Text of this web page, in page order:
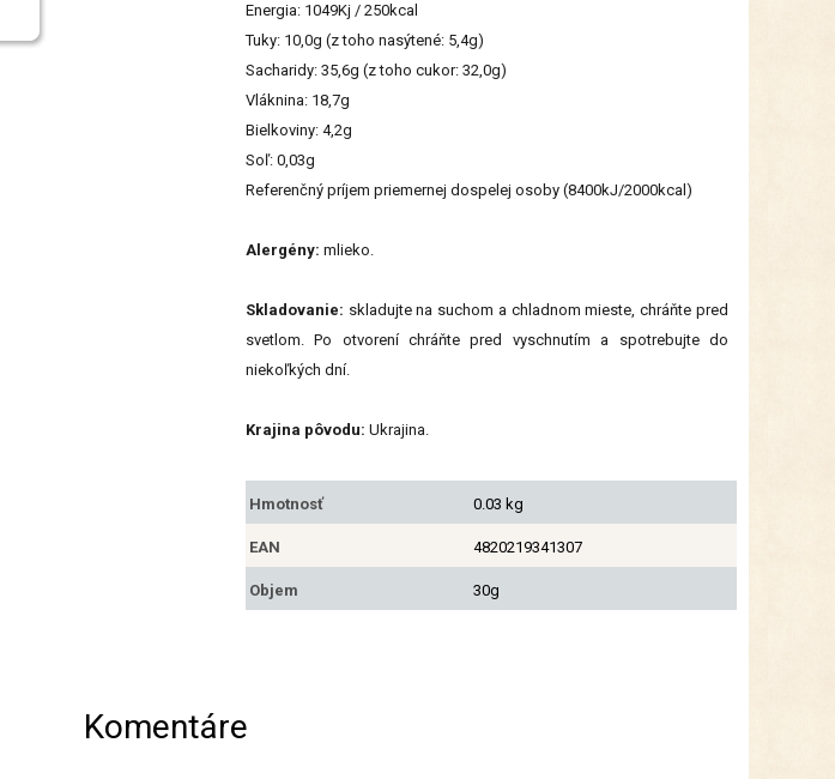
Energia: 1049Kj / 250kcal
Tuky: 10,0g (z toho nasýtené: 5,4g)
Sacharidy: 35,6g (z toho cukor: 32,0g)
Vláknina: 18,7g
Bielkoviny: 4,2g
Soľ: 0,03g
Referenčný príjem priemernej dospelej osoby (8400kJ/2000kcal)
Alergény: mlieko.
Skladovanie: skladujte na suchom a chladnom mieste, chráňte pred
svetlom. Po otvorení chráňte pred vyschnutím a spotrebujte do
niekoľkých dní.
Krajina pôvodu: Ukrajina.
Hmotnosť 0.03 kg
EAN 4820219341307
Objem 30g
Komentáre